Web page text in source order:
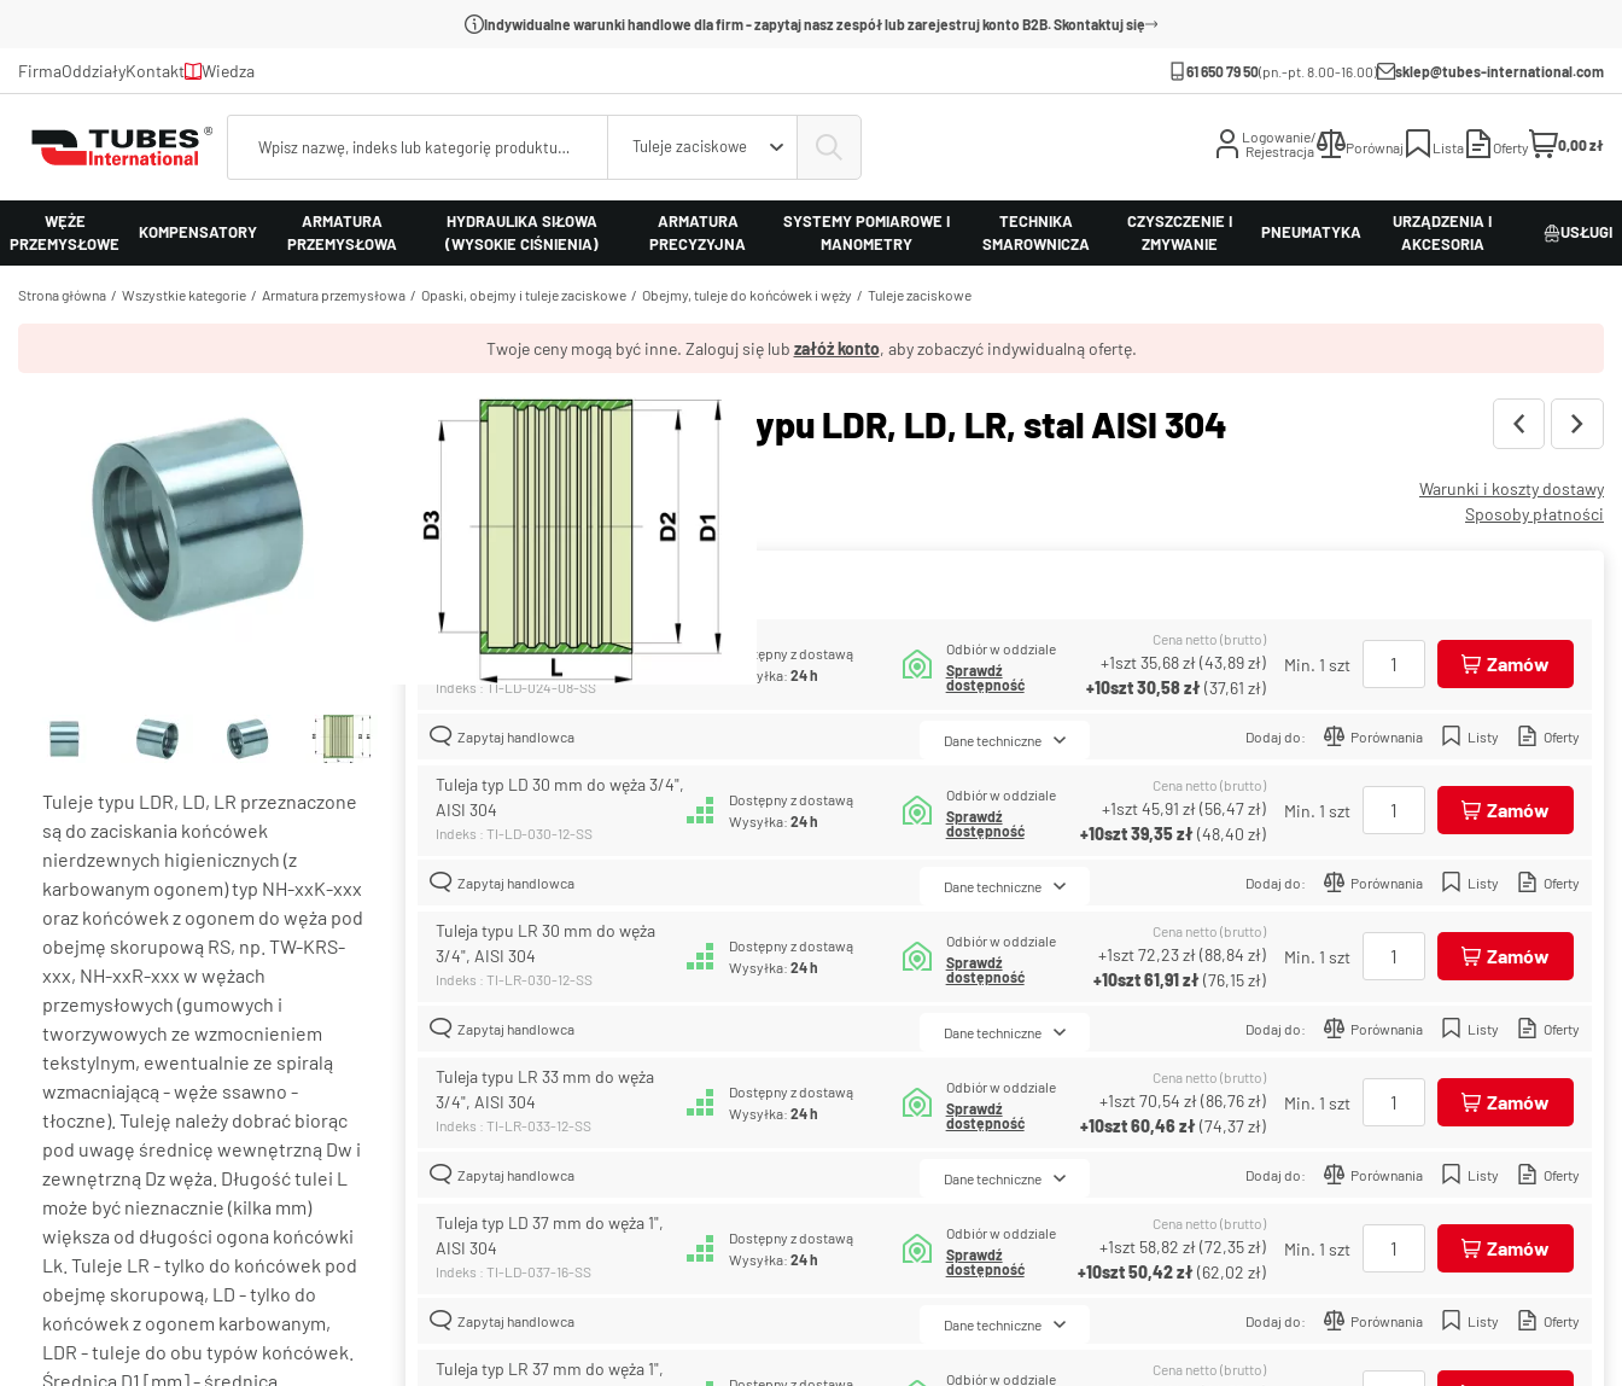
Indywidualne warunki handlowe dla firm - zapytaj nasz zespół lub zarejestruj konto B2B. Skontaktuj się
FirmaOddziałyKontakt Wiedza 61 650 79 50(pn.-pt. 8.00-16.00) sklep@tubes-international.com
Tuleje zaciskowe
Logowanie/
Rejestracja
Porównaj Lista Oferty 0,00 zł
WĘŻE
PRZEMYSŁOWE
KOMPENSATORY
ARMATURA
PRZEMYSŁOWA
HYDRAULIKA SIŁOWA
(WYSOKIE CIŚNIENIA)
ARMATURA
PRECYZYJNA
SYSTEMY POMIAROWE I
MANOMETRY
TECHNIKA
SMAROWNICZA
CZYSZCZENIE I
ZMYWANIE
PNEUMATYKA
URZĄDZENIA I
AKCESORIA
USŁUGI
Strona główna Wszystkie kategorie Armatura przemysłowa Opaski, obejmy i tuleje zaciskowe Obejmy, tuleje do końcówek i węży Tuleje zaciskowe
Twoje ceny mogą być inne. Zaloguj się lub załóż konto, aby zobaczyć indywidualną ofertę.
Tuleje typu LDR, LD, LR przeznaczone
są do zaciskania końcówek
nierdzewnych higienicznych (z
karbowanym ogonem) typ NH-xxK-xxx
oraz końcówek z ogonem do węża pod
obejmę skorupową RS, np. TW-KRS-
xxx, NH-xxR-xxx w wężach
przemysłowych (gumowych i
tworzywowych ze wzmocnieniem
tekstylnym, ewentualnie ze spiralą
wzmacniającą - węże ssawno -
tłoczne). Tuleję należy dobrać biorąc
pod uwagę średnicę wewnętrzną Dw i
zewnętrzną Dz węża. Długość tulei L
może być nieznacznie (kilka mm)
większa od długości ogona końcówki
Lk. Tuleje LR - tylko do końcówek pod
obejmę skorupową, LD - tylko do
końcówek z ogonem karbowanym,
LDR - tuleje do obu typów końcówek.
Średnica D1 [mm] - średnica
% Tuleje zaciskowe typu LDR, LD, LR, stal AISI 304
Warunki i koszty dostawy
Sposoby płatności
Tuleja typ LD 24 mm do węża 1/2",
Indeks : TI-LD-024-08-SS
Dostępny z dostawą
Wysyłka:24 h
Odbiór w oddziale
Sprawdź
dostępność
Cena netto (brutto)
+1szt35,68 zł(43,89 zł)
+10szt30,58 zł(37,61 zł)
Min. 1 szt Zamów
Zapytaj handlowca Dodaj do: Porównania Listy Oferty
Dane techniczne
Tuleja typ LD 30 mm do węża 3/4",
AISI 304
Indeks : TI-LD-030-12-SS
Dostępny z dostawą
Wysyłka:24 h
Odbiór w oddziale
Sprawdź
dostępność
Cena netto (brutto)
+1szt45,91 zł(56,47 zł)
+10szt39,35 zł(48,40 zł)
Min. 1 szt Zamów
Zapytaj handlowca Dodaj do: Porównania Listy Oferty
Dane techniczne
Tuleja typu LR 30 mm do węża
3/4", AISI 304
Indeks : TI-LR-030-12-SS
Dostępny z dostawą
Wysyłka:24 h
Odbiór w oddziale
Sprawdź
dostępność
Cena netto (brutto)
+1szt72,23 zł(88,84 zł)
+10szt61,91 zł(76,15 zł)
Min. 1 szt Zamów
Zapytaj handlowca Dodaj do: Porównania Listy Oferty
Dane techniczne
Tuleja typu LR 33 mm do węża
3/4", AISI 304
Indeks : TI-LR-033-12-SS
Dostępny z dostawą
Wysyłka:24 h
Odbiór w oddziale
Sprawdź
dostępność
Cena netto (brutto)
+1szt70,54 zł(86,76 zł)
+10szt60,46 zł(74,37 zł)
Min. 1 szt Zamów
Zapytaj handlowca Dodaj do: Porównania Listy Oferty
Dane techniczne
Tuleja typ LD 37 mm do węża 1",
AISI 304
Indeks : TI-LD-037-16-SS
Dostępny z dostawą
Wysyłka:24 h
Odbiór w oddziale
Sprawdź
dostępność
Cena netto (brutto)
+1szt 58,82 zł(72,35 zł)
+10szt50,42 zł(62,02 zł)
Min. 1 szt Zamów
Zapytaj handlowca Dodaj do: Porównania Listy Oferty
Dane techniczne
Tuleja typ LR 37 mm do węża 1",
Odbiór w oddziale
Cena netto (brutto)